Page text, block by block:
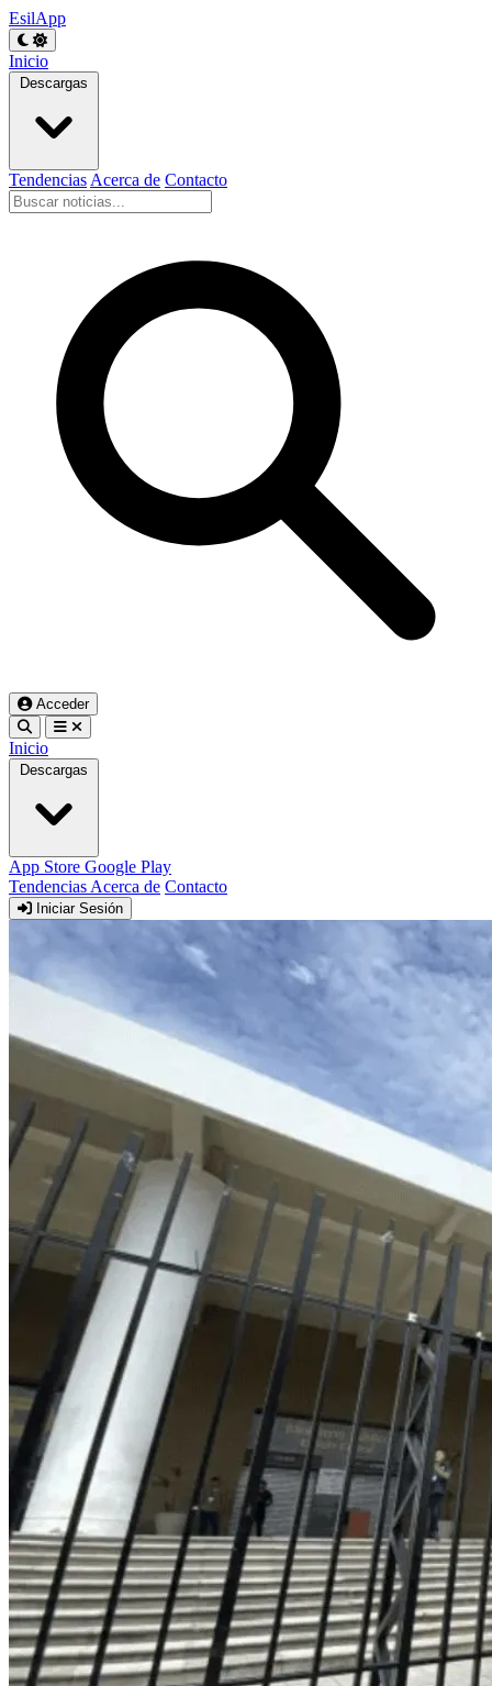
EsilApp
Inicio
Descargas
Tendencias Acerca de Contacto
Acceder
Inicio
Descargas
App Store Google Play
Tendencias Acerca de Contacto
Iniciar Sesión